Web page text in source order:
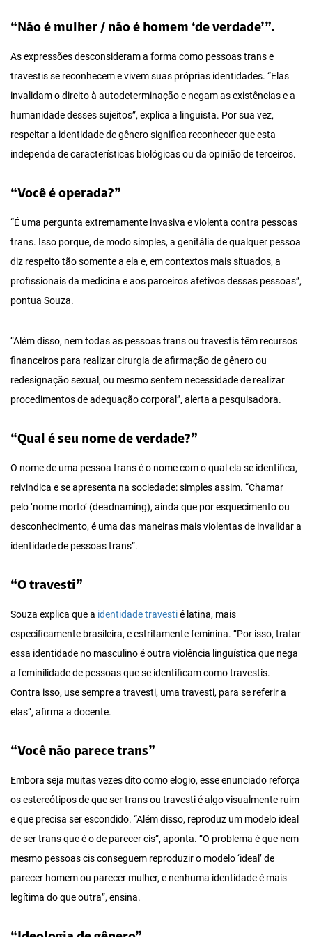
“Não é mulher / não é homem ‘de verdade’”.
As expressões desconsideram a forma como pessoas trans e
travestis se reconhecem e vivem suas próprias identidades. “Elas
invalidam o direito à autodeterminação e negam as existências e a
humanidade desses sujeitos”, explica a linguista. Por sua vez,
respeitar a identidade de gênero significa reconhecer que esta
independa de características biológicas ou da opinião de terceiros.
“Você é operada?”
“É uma pergunta extremamente invasiva e violenta contra pessoas
trans. Isso porque, de modo simples, a genitália de qualquer pessoa
diz respeito tão somente a ela e, em contextos mais situados, a
profissionais da medicina e aos parceiros afetivos dessas pessoas”,
pontua Souza.
“Além disso, nem todas as pessoas trans ou travestis têm recursos
financeiros para realizar cirurgia de afirmação de gênero ou
redesignação sexual, ou mesmo sentem necessidade de realizar
procedimentos de adequação corporal”, alerta a pesquisadora.
“Qual é seu nome de verdade?”
O nome de uma pessoa trans é o nome com o qual ela se identifica,
reivindica e se apresenta na sociedade: simples assim. “Chamar
pelo ‘nome morto’ (deadnaming), ainda que por esquecimento ou
desconhecimento, é uma das maneiras mais violentas de invalidar a
identidade de pessoas trans”.
“O travesti”
Souza explica que a identidade travestié latina, mais
especificamente brasileira, e estritamente feminina. “Por isso, tratar
essa identidade no masculino é outra violência linguística que nega
a feminilidade de pessoas que se identificam como travestis.
Contra isso, use sempre a travesti, uma travesti, para se referir a
elas”, afirma a docente.
“Você não parece trans”
Embora seja muitas vezes dito como elogio, esse enunciado reforça
os estereótipos de que ser trans ou travesti é algo visualmente ruim
e que precisa ser escondido. “Além disso, reproduz um modelo ideal
de ser trans que é o de parecer cis”, aponta. “O problema é que nem
mesmo pessoas cis conseguem reproduzir o modelo ‘ideal’ de
parecer homem ou parecer mulher, e nenhuma identidade é mais
legítima do que outra”, ensina.